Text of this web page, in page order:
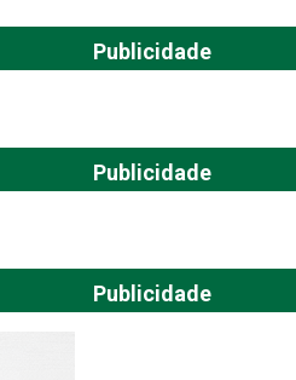
Publicidade
Publicidade
Publicidade